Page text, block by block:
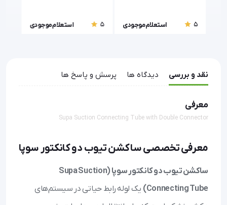
5 استعلام موجودی 5 استعلام موجودی
نقد و بررسی دیدگاه ها پرسش و پاسخ ها
معرفی
Supa Suction Connecting Tube with Double Connector
معرفی تخصصی ساکشن تیوب دو کانکتور سوپا
ساکشن تیوب دو کانکتور سوپا (Supa Suction
Connecting Tube) یک لوله رابط حیاتی در سیستم‌های